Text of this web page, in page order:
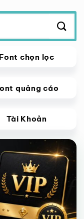
Font chọn lọc
quảng cáo
Tài Khoản